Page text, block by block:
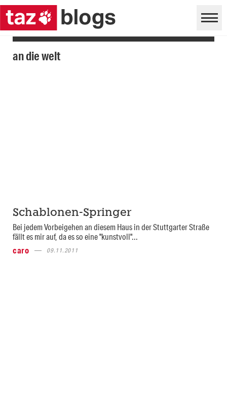
an die welt
Schablonen-Springer
Bei jedem Vorbeigehen an diesem Haus in der Stuttgarter Straße
fällt es mir auf, da es so eine "kunstvoll"...
caro
09.11.2011